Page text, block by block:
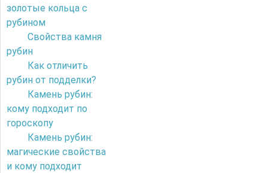
золотые кольца с
рубином
Свойства камня
рубин
Как отличить
рубин от подделки?
Камень рубин:
кому подходит по
гороскопу
Камень рубин:
магические свойства
и кому подходит